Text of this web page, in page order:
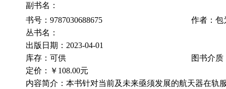
副书名：
书号：9787030688675
作者：包
丛书名：
出版日期：2023-04-01
库存：可供
图书介质
定价：
￥108.00元
内容简介：本书针对当前及未来亟须发展的航天器在轨